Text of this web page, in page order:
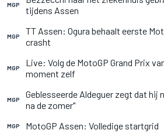
MGP
tijdens Assen
MGP
TT Assen: Ogura behaalt eerste
crasht
MGP
Live: Volg de MotoGP Grand Prix
moment zelf
MGP
Geblesseerde Aldeguer zegt dat hij
na de zomer"
MGP MotoGP Assen: Volledige startgrid